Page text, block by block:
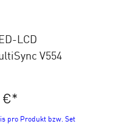
LCD
V554
€*
pro Produkt bzw. Set